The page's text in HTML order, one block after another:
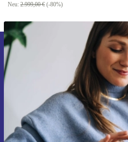
Neu: 2.999,00 € (-80%)
Erstmals zum
15 € sparen!
Verpasse kein Angebot
Gutschein